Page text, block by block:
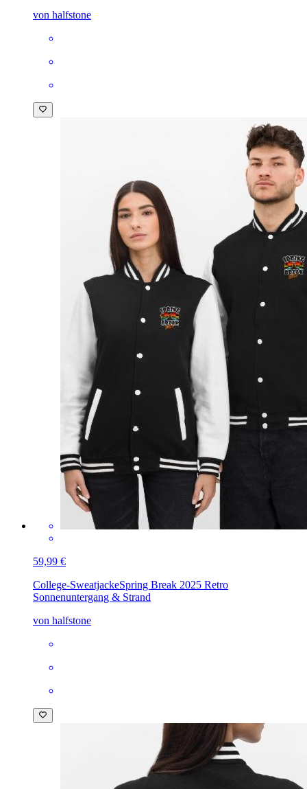
von halfstone
59,99 €
College-SweatjackeSpring Break 2025 Retro
Sonnenuntergang & Strand
von halfstone